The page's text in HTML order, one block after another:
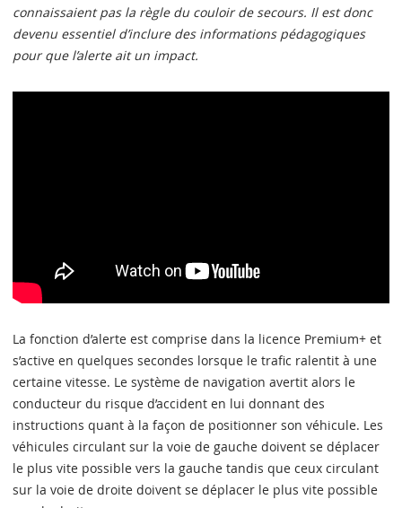
connaissaient pas la règle du couloir de secours. Il est donc
devenu essentiel d’inclure des informations pédagogiques
pour que l’alerte ait un impact.
La fonction d’alerte est comprise dans la licence Premium+ et
s’active en quelques secondes lorsque le trafic ralentit à une
certaine vitesse. Le système de navigation avertit alors le
conducteur du risque d’accident en lui donnant des
instructions quant à la façon de positionner son véhicule. Les
véhicules circulant sur la voie de gauche doivent se déplacer
le plus vite possible vers la gauche tandis que ceux circulant
sur la voie de droite doivent se déplacer le plus vite possible